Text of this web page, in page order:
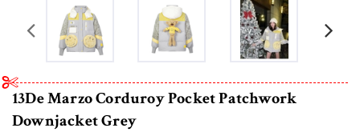
prev
13De Marzo Corduroy Pocket Patchwork
Downjacket Grey